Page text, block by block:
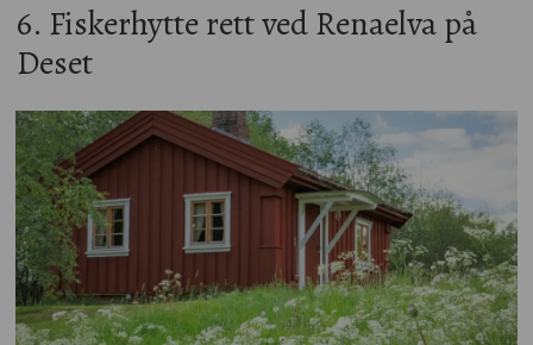
6. Fiskerhytte rett ved Renaelva på
Deset